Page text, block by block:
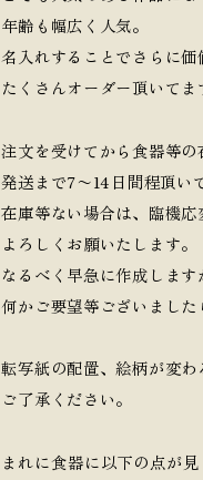
年齢も幅広く人気。
名入れすることでさらに
たくさんオーダー頂いて
注文を受けてから食器等
発送まで7〜14日間程頂い
在庫等ない場合は、臨機応
よろしくお願いたします。
なるべく早急に作成しま
何かご要望等ございました
転写紙の配置、絵柄が変わ
ご了承ください。
まれに食器に以下の点が